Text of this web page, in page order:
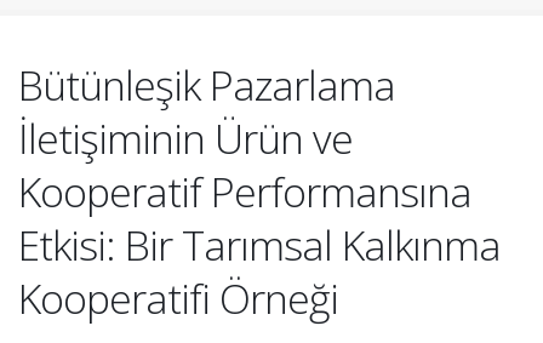
Bütünleşik Pazarlama
İletişiminin Ürün ve
Kooperatif Performansına
Etkisi: Bir Tarımsal Kalkınma
Kooperatifi Örneği